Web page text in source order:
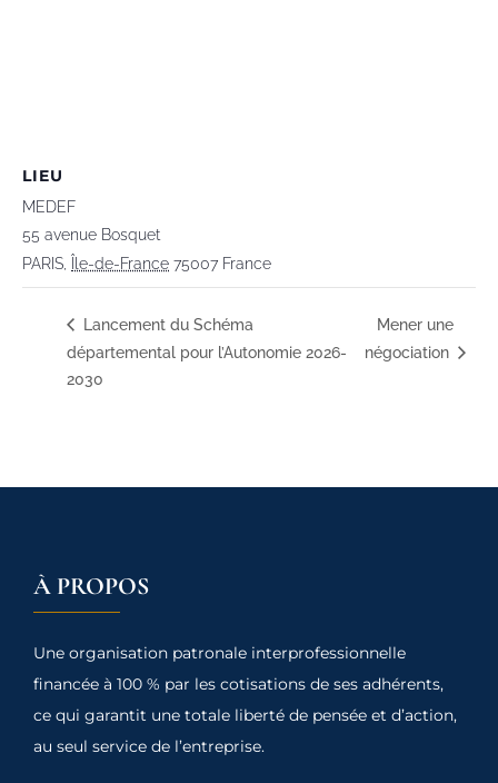
LIEU
MEDEF
55 avenue Bosquet
PARIS
Île-de-France 75007 France
Lancement du Schéma
départemental pour l’Autonomie 2026-
2030
Mener une
négociation
À PROPOS
Une organisation patronale interprofessionnelle
financée à 100 % par les cotisations de ses adhérents,
ce qui garantit une totale liberté de pensée et d’action,
au seul service de l’entreprise.